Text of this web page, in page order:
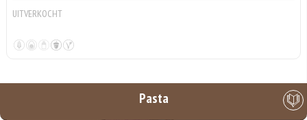
UITVERKOCHT
Pasta